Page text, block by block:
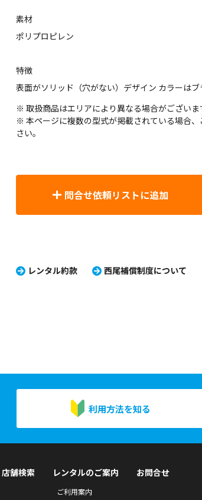
素材
ポリプロピレン
特徴
表面がソリッド（穴がない）デザイン カラーは
※ 取扱商品はエリアにより異なる場合がございま
※ 本ページに複数の型式が掲載されている場合
さい。
問合せ依頼リストに追加
レンタル約款 西尾補償制度について
利用方法を知る
店舗検索 レンタルのご案内
ご利用案内
お問合せ